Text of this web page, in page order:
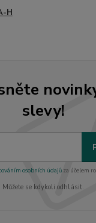
H
slevy!
osobních údajůza účelem
Můžete se kdykoli odhlásit.